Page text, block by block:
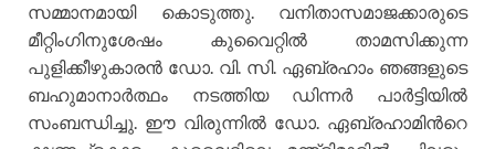
സമ്മാനമായി കൊടുത്തു. വനിതാസമാജക്കാരുടെ
മീറ്റിംഗിനുശേഷം കുവൈറ്റില്‍ താമസിക്കുന്ന
പുളിക്കീഴുകാരന്‍ ഡോ. വി. സി. ഏബ്രഹാം ഞങ്ങളുടെ
ബഹുമാനാര്‍ത്ഥം നടത്തിയ ഡിന്നര്‍ പാര്‍ട്ടിയില്‍
സംബന്ധിച്ചു. ഈ വിരുന്നില്‍ ഡോ. ഏബ്രഹാമിന്‍റെ